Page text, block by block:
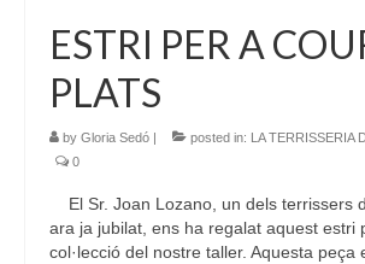
ESTRI PER A
PLATS
by Gloria Sedó posted in: LA TERRISSERIA
0
El Sr. Joan Lozano, un dels terrissers
ara ja jubilat, ens ha regalat aquest estri
col·lecció del nostre taller. Aquesta peça